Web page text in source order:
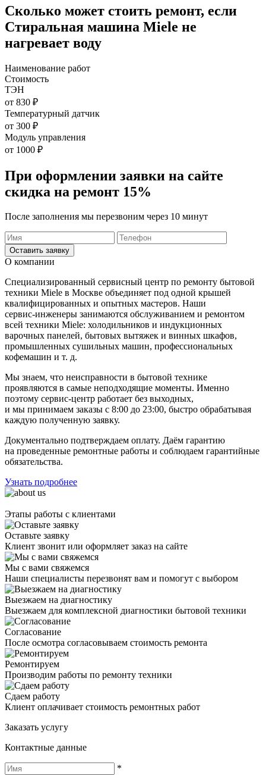
Сколько может стоить ремонт, если
Стиральная машина Miele не
нагревает воду
Наименование работ
Стоимость
ТЭН
от 830 ₽
Температурный датчик
от 300 ₽
Модуль управления
от 1000 ₽
При оформлении заявки на сайте
скидка на ремонт 15%
После заполнения мы перезвоним через 10 минут
Оставить заявку
О компании
Специализированный сервисный центр по ремонту бытовой
техники Miele в Москве объединяет под одной крышей
квалифицированных и опытных мастеров. Наши
сервис-инженеры занимаются обслуживанием и ремонтом
всей техники Miele: холодильников и индукционных
варочных панелей, бытовых вытяжек и винных шкафов,
промышленных сушильных машин, профессиональных
кофемашин и т. д.
Мы знаем, что неисправности в бытовой технике
проявляются в самые неподходящие моменты. Именно
поэтому сервис-центр работает без выходных,
и мы принимаем заказы с 8:00 до 23:00, быстро обрабатывая
каждую полученную заявку.
Документально подтверждаем оплату. Даём гарантию
на проведенные ремонтные работы и соблюдаем гарантийные
обязательства.
Узнать подробнее
Этапы работы с клиентами
Оставьте заявку
Клиент звонит или оформляет заказ на сайте
Мы с вами свяжемся
Наши специалисты перезвонят вам и помогут с выбором
Выезжаем на диагностику
Выезжаем для комплексной диагностики бытовой техники
Согласование
После осмотра согласовываем стоимость ремонта
Ремонтируем
Производим работы по ремонту техники
Сдаем работу
Клиент оплачивает стоимость ремонтных работ
Заказать услугу
Контактные данные
*